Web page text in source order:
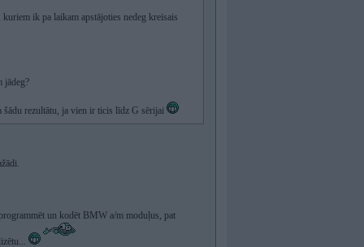
ik pa laikam apstājoties nedeg kreisais
jādeg?
šādu rezultātu, ja vien ir ticis līdz G sērijai
un kodēt BMW a/m moduļus, pat